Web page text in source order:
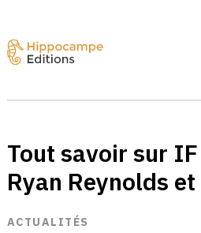
Tout savoir sur
Ryan Reynolds
ACTUALITÉS